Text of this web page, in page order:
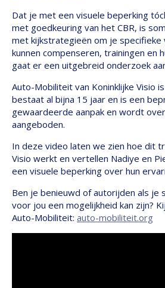
Dat je met een visuele beperking
met goedkeuring van het CBR, is
met kijkstrategieën om je specifieke
kunnen compenseren, trainingen en
gaat er een uitgebreid onderzoek
Auto-Mobiliteit van Koninklijke Visio
bestaat al bijna 15 jaar en is een
gewaardeerde aanpak en wordt
aangeboden.
In deze video laten we zien hoe dit
Visio werkt en vertellen Nadiye en
een visuele beperking over hun
Ben je benieuwd of autorijden als je
voor jou een mogelijkheid kan zijn?
Auto-Mobiliteit: auto-mobiliteit.org